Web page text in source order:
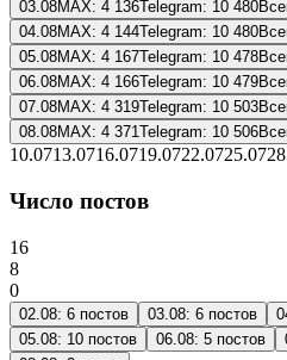
03.08MAX: 4 136Telegram: 10 480
04.08MAX: 4 144Telegram: 10 480
05.08MAX: 4 167Telegram: 10 478
06.08MAX: 4 166Telegram: 10 479
07.08MAX: 4 319Telegram: 10 503
08.08MAX: 4 371Telegram: 10 506
10.0713.0716.0719.0722.0725.07
Число постов
16
8
0
02.08: 6 постов 03.08: 6 постов
05.08: 10 постов 06.08: 5 постов